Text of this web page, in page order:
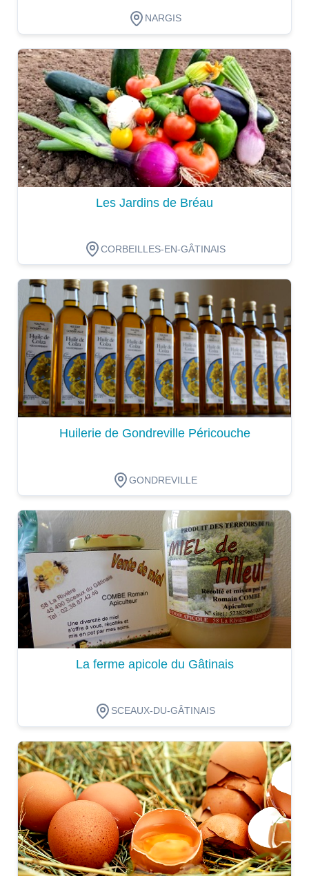
NARGIS
Dégustation
Les Jardins de Bréau
CORBEILLES-EN-GÂTINAIS
Dégustation
Huilerie de Gondreville Péricouche
GONDREVILLE
Dégustation
La ferme apicole du Gâtinais
SCEAUX-DU-GÂTINAIS
Dégustation